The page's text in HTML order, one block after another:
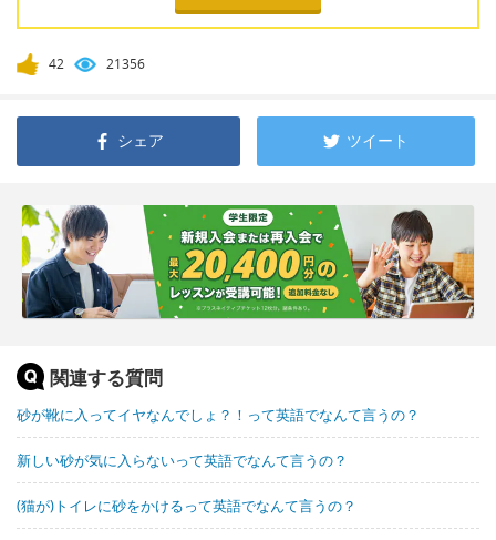
42 21356
シェア ツイート
関連する質問
砂が靴に入ってイヤなんでしょ？！って英語でなんて言うの？
新しい砂が気に入らないって英語でなんて言うの？
(猫が)トイレに砂をかけるって英語でなんて言うの？